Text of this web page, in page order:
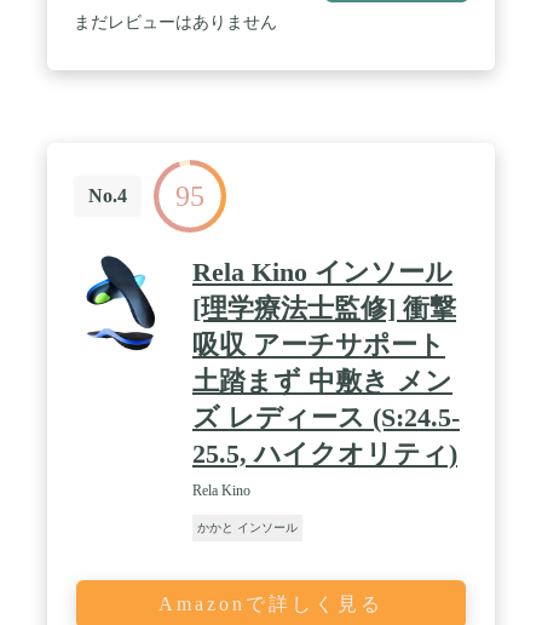
たる場合、本製品を使用しカカトの位置を上げるこ
27cm【XL】メンズ27.5-30cm ◆重量:約15g(2枚) ◆
素材:*第一層(表面層):本革 *第二層:ラテックス ※粘
着テープ付 / 【使用方法】 (1)皮革面を上にしてご
使用下さい。 (2)貼付け箇所に付着した汗や油脂、
汚れをきれいに拭き取って下さい。 (3)本製品裏面
の粘着テープ保護フィルムを剥がして下さい。 (4)
カカトの位置に合わせて貼り付けて下さい。 ※シー
ルの接着力が低下するため貼り直しはできません。
まだレビューはありません
No.4 95
Rela Kino インソール
[理学療法士監修] 衝撃
吸収 アーチサポート
土踏まず 中敷き メン
ズ レディース (S:24.5-
25.5, ハイクオリティ)
Rela Kino
かかと インソール
Amazonで詳しく見る